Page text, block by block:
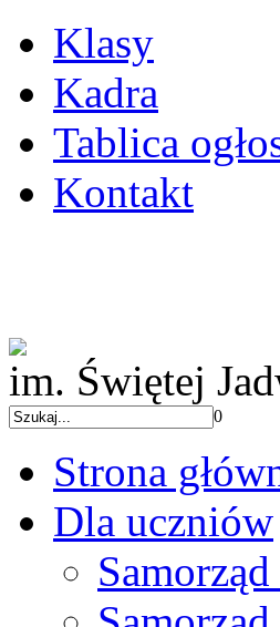
Klasy
Kadra
Tablica
Kontakt
im. Świętej
0
Strona
Dla uczniów